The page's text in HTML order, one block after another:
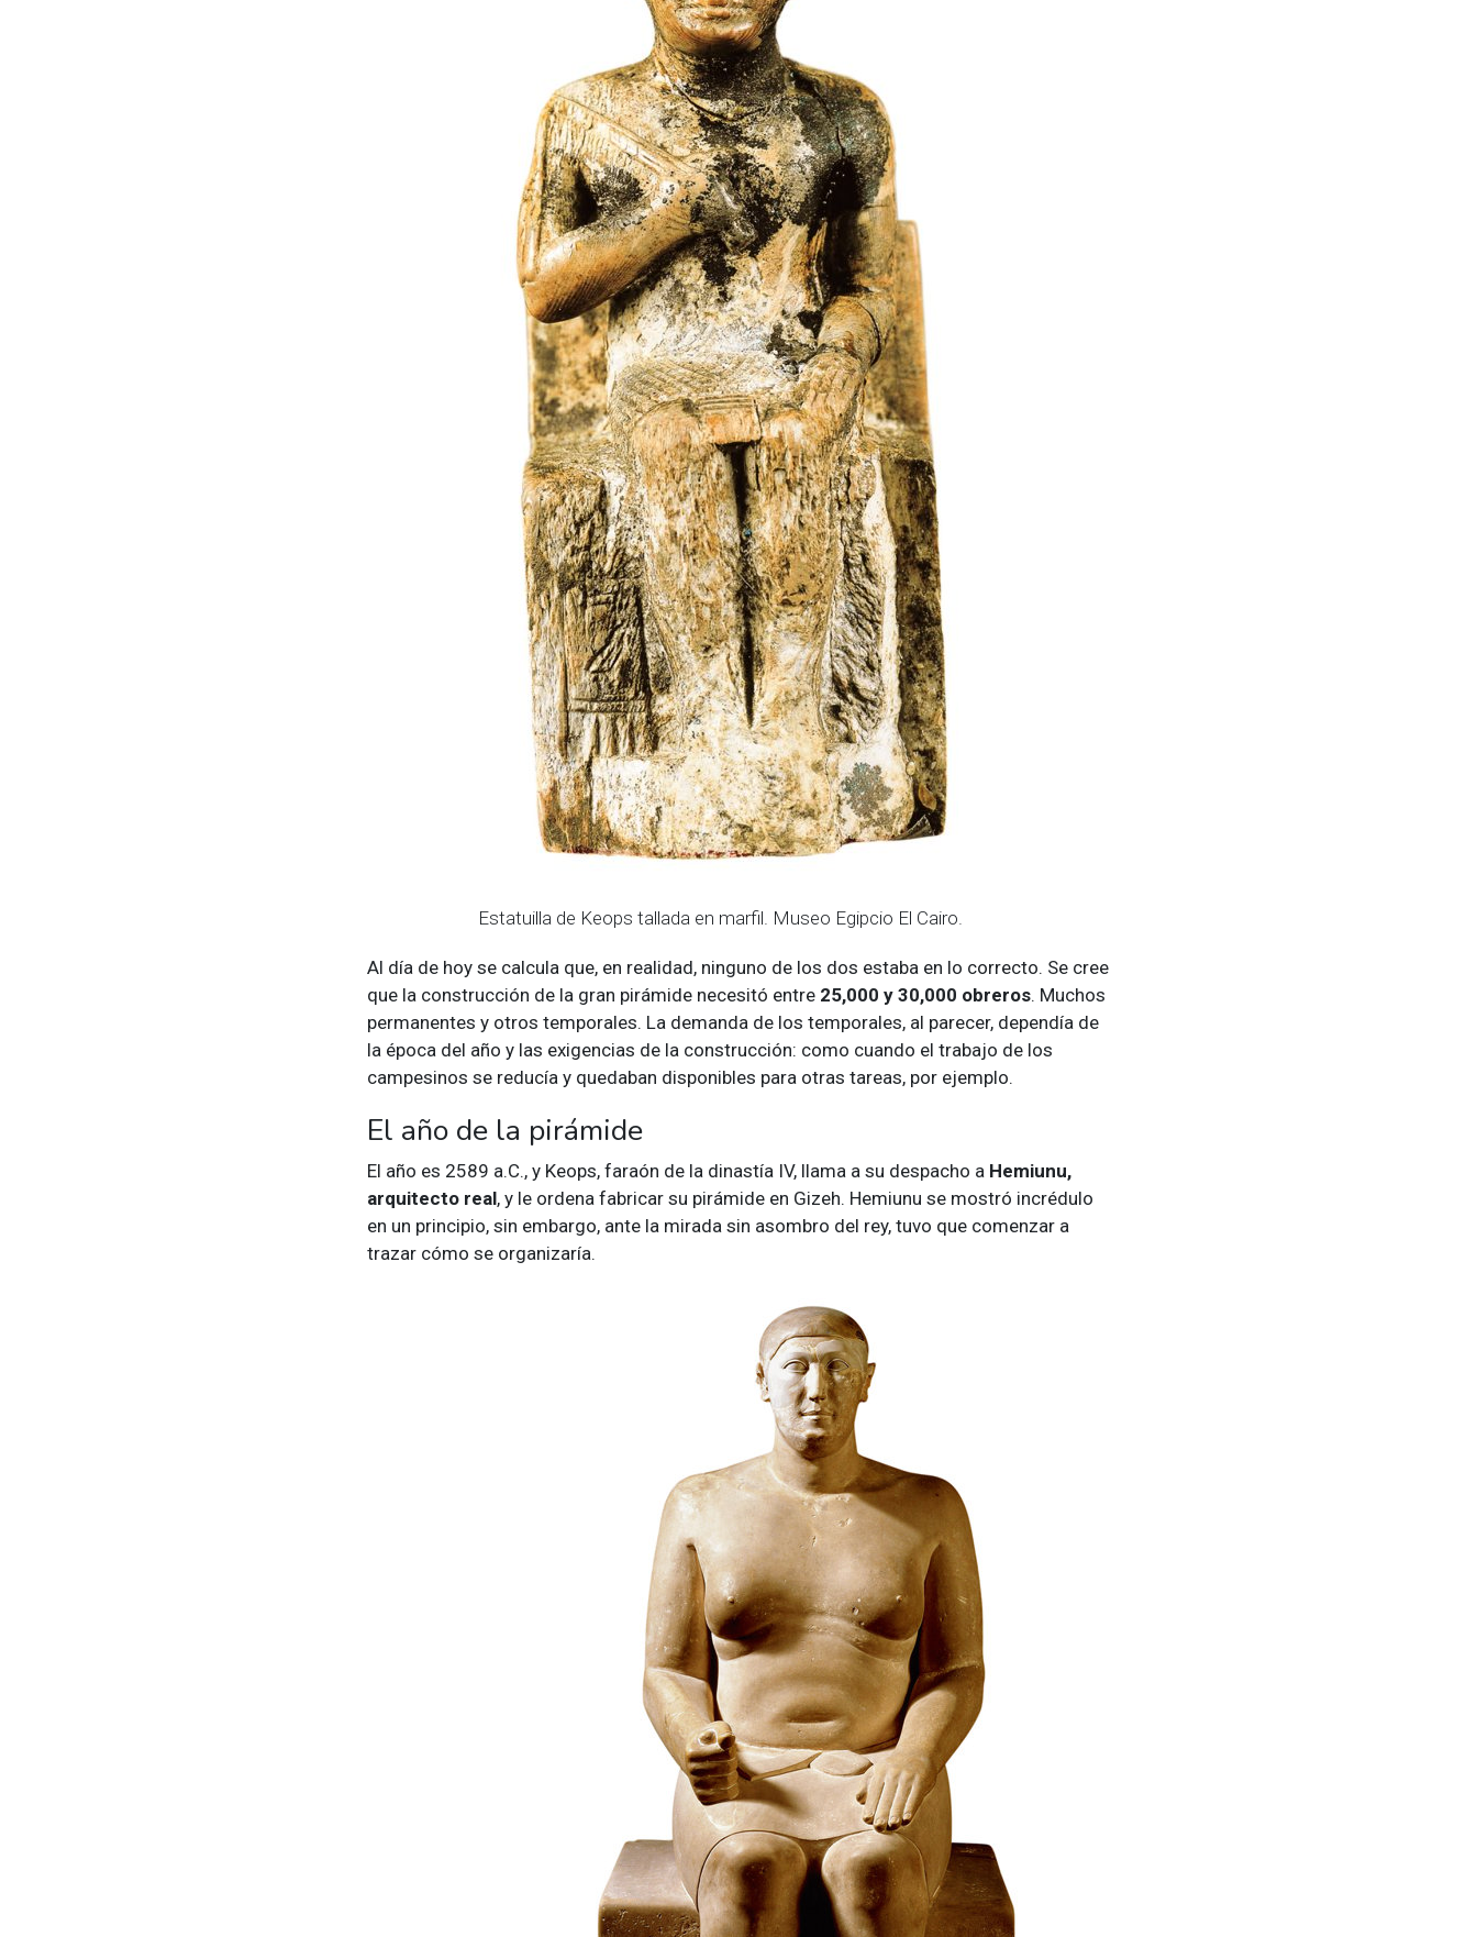
Estatuilla de Keops tallada en marfil. Museo Egipcio El Cairo.
Al día de hoy se calcula que, en realidad, ninguno de los dos estaba en lo correcto. Se cree
que la construcción de la gran pirámide necesitó entre 25,000 y 30,000 obreros. Muchos
permanentes y otros temporales. La demanda de los temporales, al parecer, dependía de
la época del año y las exigencias de la construcción: como cuando el trabajo de los
campesinos se reducía y quedaban disponibles para otras tareas, por ejemplo.
El año de la pirámide
El año es 2589 a.C., y Keops, faraón de la dinastía IV, llama a su despacho a Hemiunu,
arquitecto real, y le ordena fabricar su pirámide en Gizeh. Hemiunu se mostró incrédulo
en un principio, sin embargo, ante la mirada sin asombro del rey, tuvo que comenzar a
trazar cómo se organizaría.